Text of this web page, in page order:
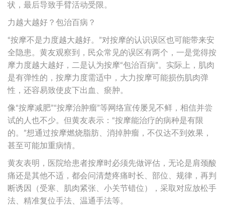
状，最后导致手臂活动受限。
力越大越好？包治百病？
“按摩不是力度越大越好。”对按摩的认识误区也可能带来安
全隐患。黄友观察到，民众常见的误区有两个，一是觉得按
摩力度越大越好，二是认为按摩“包治百病”。实际上，肌肉
是有弹性的，按摩力度需适中，大力按摩可能损伤肌肉弹
性，还容易致使皮下出血、瘀肿。
像“按摩减肥”“按摩治肿瘤”等网络宣传屡见不鲜，相信并尝
试的人也不少。但黄友表示：“按摩能治疗的病种是有限
的。”想通过按摩燃烧脂肪、消掉肿瘤，不仅达不到效果，
甚至可能加重病情。
黄友表明，医院给患者按摩时必须先做评估，无论是肩颈酸
痛还是其他不适，都会问清楚疼痛时长、部位、规律，再判
断诱因（受寒、肌肉紧张、小关节错位），采取对应放松手
法、精准复位手法、温通手法等。